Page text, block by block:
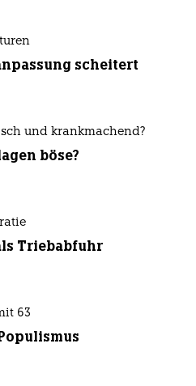
scheitert
und krankmachend?
böse?
Triebabfuhr
63